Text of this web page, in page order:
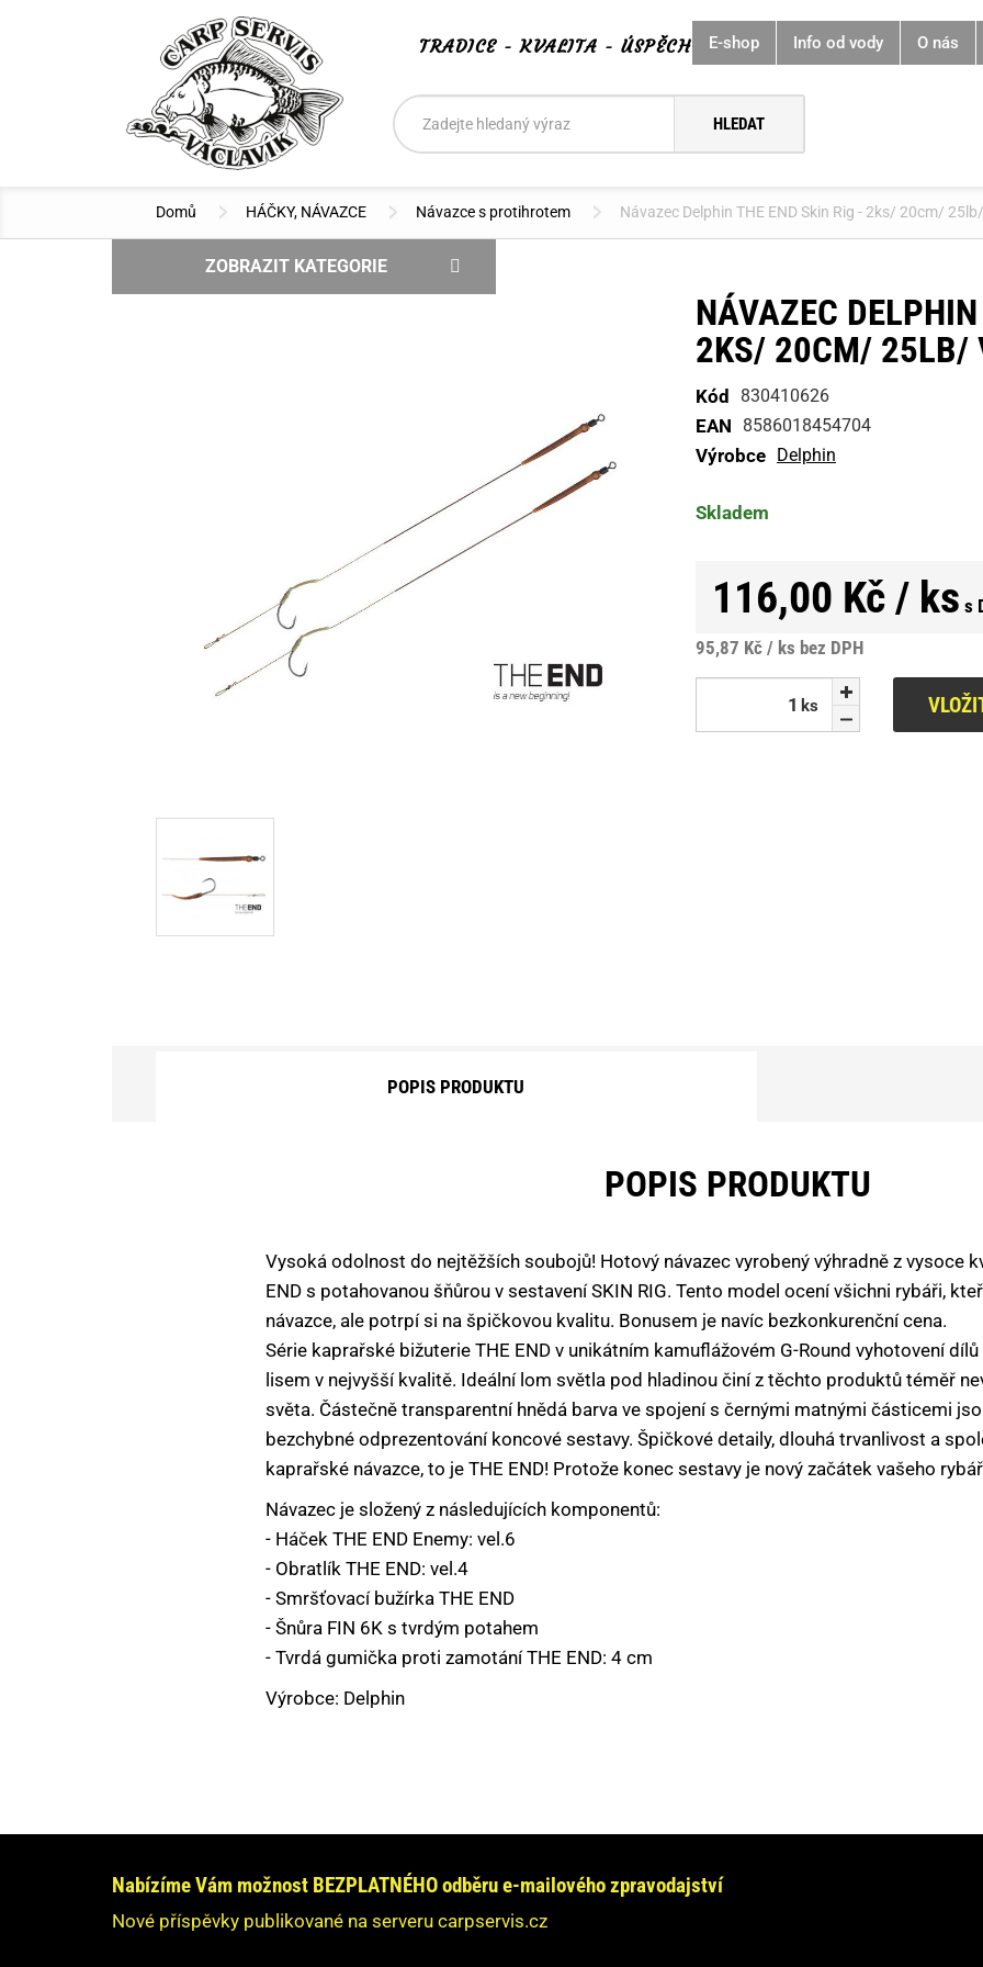
TRADICE - KVALITA - ÚSPĚCH
Vyhledávání
Hledat
E-shop Info od vody O nás
Domů HÁČKY, NÁVAZCE Návazce s protihrotem Návazec Delphin THE END Skin Rig - 2ks/ 20cm/
ZOBRAZIT KATEGORIE
NÁVAZEC
2KS/ 20CM/ 25LB/
Kód 830410626
EAN 8586018454704
Výrobce Delphin
Skladem
116,00 Kč / ks s
95,87 Kč / ks bez DPH
ks
ks
BÓJKA, MARKER, HLADIN.PLOVÁK
BRÝLE POLARIZAČNÍ
ČELOVKY, LAMPY, CHEM.SVĚTLA
HÁČKY, NÁVAZCE
HLÁSIČE, INDIKÁTORY ZÁBĚRU
NŮŽKY, NOŽE, KLEŠTĚ, PEAN
OBALOVAČKY A PASTY
PLASTOVÉ KRABIČKY,BOXY,KBELÍKY
PODBĚRÁKY,PODLOŽKY,SAKY,VÁHY
ROLLBALY, VÝTLAČNÉ PISTOLE
TAŠKY, BATOHY, POUZDRA, OBALY
VLASCE, ŠŇŮRY
POPIS PRODUKTU
POPIS PRODUKTU
Vysoká odolnost do nejtěžších soubojů! Hotový návazec vyrobený výhradně z vysoce
END s potahovanou šňůrou v sestavení SKIN RIG. Tento model ocení všichni rybáři,
návazce, ale potrpí si na špičkovou kvalitu. Bonusem je navíc bezkonkurenční cena.
Série kaprařské bižuterie THE END v unikátním kamuflážovém G-Round vyhotovení
lisem v nejvyšší kvalitě. Ideální lom světla pod hladinou činí z těchto produktů téměř
světa. Částečně transparentní hnědá barva ve spojení s černými matnými částicemi
bezchybné odprezentování koncové sestavy. Špičkové detaily, dlouhá trvanlivost a
kaprařské návazce, to je THE END! Protože konec sestavy je nový začátek vašeho
Návazec je složený z následujících komponentů:
- Háček THE END Enemy: vel.6
- Obratlík THE END: vel.4
- Smršťovací bužírka THE END
- Šnůra FIN 6K s tvrdým potahem
- Tvrdá gumička proti zamotání THE END: 4 cm
Výrobce: Delphin
Odpovíme Vám do 24 hodin.
Nabízíme Vám možnost BEZPLATNÉHO odběru e-mailového zpravodajství
Nové příspěvky publikované na serveru carpservis.cz